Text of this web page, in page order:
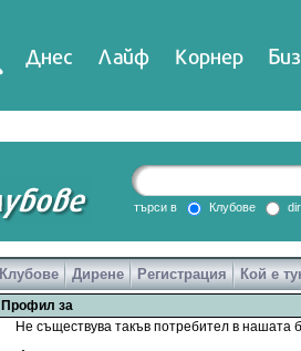
Днес Лайф Корнер
DirTV Impressio
Games
търси в Клубове
Клубове Дирене Регистрация Кой е
Профил за
Не съществува такъв потребител в нашата